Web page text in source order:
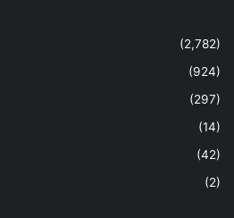
(2,782)
(924)
(297)
(14)
(42)
(2)